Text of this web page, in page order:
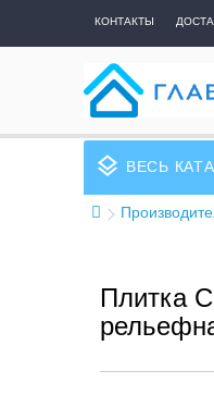
КОНТАКТЫ
layers ВЕСЬ
Плитка